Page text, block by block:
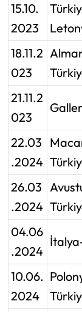
15.10.
2023
18.11.2
023
21.11.2
023
22.03
.2024
26.03
.2024
04.06
.2024
10.06.
2024